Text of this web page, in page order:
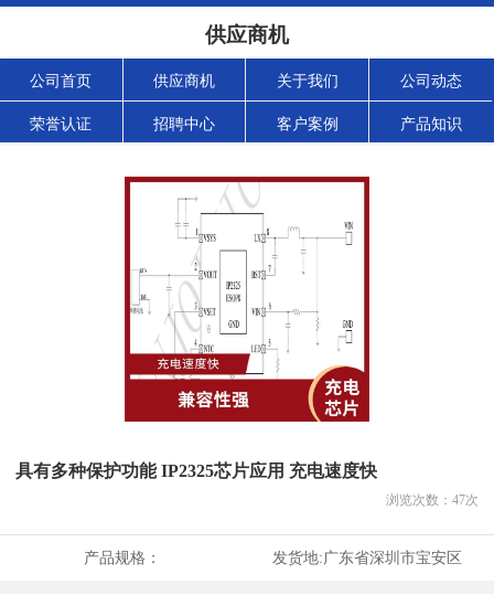
供应商机
公司首页 供应商机 关于我们 公司动态
荣誉认证 招聘中心 客户案例 产品知识
具有多种保护功能 IP2325芯片应用 充电速度快
浏览次数： 47次
产品规格： 发货地:广东省深圳市宝安区